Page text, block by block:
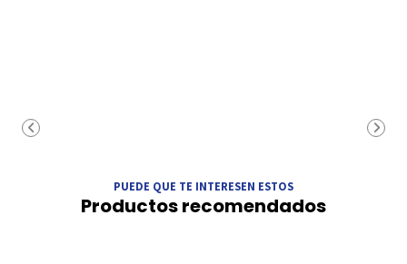
PUEDE QUE TE INTERESEN ESTOS
Productos recomendados